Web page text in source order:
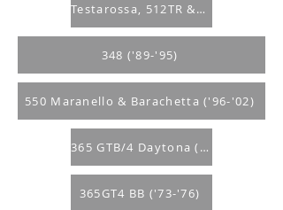
365 GTB/4 Daytona ('68-'73)
365GT4 BB ('73-'76)
Testarossa, 512TR & 512M ('86-'94)
348 ('89-'95)
550 Maranello & Barachetta ('96-'02)